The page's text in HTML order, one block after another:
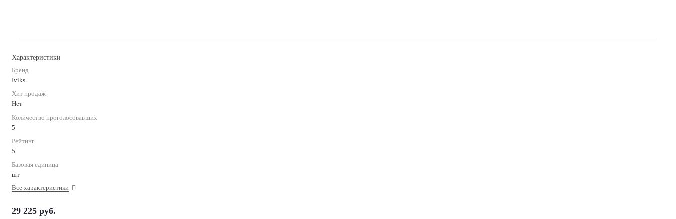
Характеристики
Бренд
Iviks
Хит продаж
Нет
Количество проголосовавших
5
Рейтинг
5
Базовая единица
шт
Все характеристики
29 225 руб.